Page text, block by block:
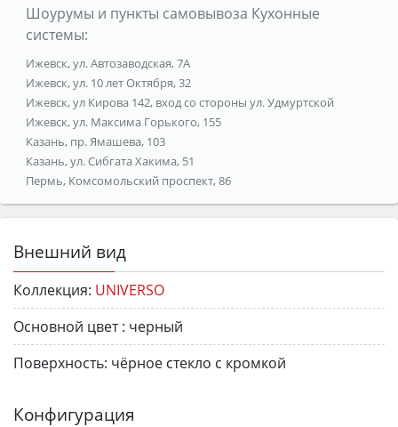
Шоурумы и пункты самовывоза Кухонные
системы:
Ижевск, ул. Автозаводская, 7А
Ижевск, ул. 10 лет Октября, 32
Ижевск, ул Кирова 142, вход со стороны ул. Удмуртской
Ижевск, ул. Максима Горького, 155
Казань, пр. Ямашева, 103
Казань, ул. Сибгата Хакима, 51
Пермь, Комсомольский проспект, 86
Внешний вид
Коллекция: UNIVERSO
Основной цвет : черный
Поверхность: чёрное стекло с кромкой
Конфигурация